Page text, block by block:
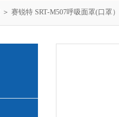
＞ 赛锐特 SRT-M507呼吸面罩(口罩